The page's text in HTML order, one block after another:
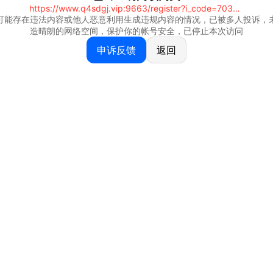
https://www.q4sdgj.vip:9663/register?i_code=70328081
能存在违法内容或他人恶意利用生成违规内容的情况，已被多人投诉，
造晴朗的网络空间，保护你的帐号安全，已停止本次访问
申诉反馈 返回